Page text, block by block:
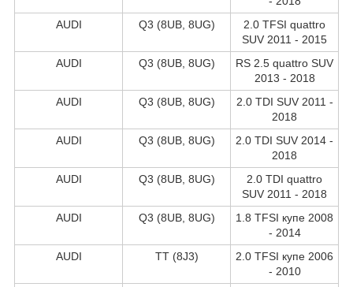
AUDI
Q3 (8UB, 8UG)
2.0 TFSI quattro
SUV 2011 - 2015
AUDI
Q3 (8UB, 8UG)
RS 2.5 quattro SUV
2013 - 2018
AUDI
Q3 (8UB, 8UG)
2.0 TDI SUV 2011 -
2018
AUDI
Q3 (8UB, 8UG)
2.0 TDI SUV 2014 -
2018
AUDI
Q3 (8UB, 8UG)
2.0 TDI quattro
SUV 2011 - 2018
AUDI
Q3 (8UB, 8UG)
1.8 TFSI купе 2008
- 2014
AUDI
TT (8J3)
2.0 TFSI купе 2006
- 2010